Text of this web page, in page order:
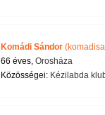
Komádi Sándor
66 éves, Orosháza
Közösségei: Kézilabda